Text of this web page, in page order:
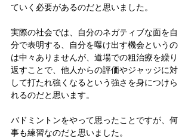
ていく必要があるのだと思いました。
実際の社会では、自分のネガティブな面を自
分で表明する、自分を曝け出す機会というの
は中々ありませんが、道場での粗治療を繰り
返すことで、他人からの評価やジャッジに対
して打たれ強くなるという強さを身につけら
れるのだと思います。
バドミントンをやって思ったことですが、何
事も練習なのだと思いました。